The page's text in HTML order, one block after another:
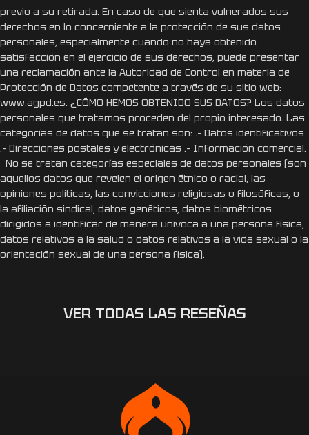
previo a su retirada. En caso de que sienta vulnerados sus
derechos en lo concerniente a la protección de sus datos
personales, especialmente cuando no haya obtenido
satisfacción en el ejercicio de sus derechos, puede presentar
una reclamación ante la Autoridad de Control en materia de
Protección de Datos competente a través de su sitio web:
www.agpd.es. ¿CÓMO HEMOS OBTENIDO SUS DATOS? Los datos
personales que tratamos proceden del propio interesado. Las
categorías de datos que se tratan son: .- Datos identificativos
.- Direcciones postales y electrónicas .- Información comercial.
No se tratan categorías especiales de datos personales (son
aquellos datos que revelen el origen étnico o racial, las
opiniones políticas, las convicciones religiosas o filosóficas, o
la afiliación sindical, datos genéticos, datos biométricos
dirigidos a identificar de manera unívoca a una persona física,
datos relativos a la salud o datos relativos a la vida sexual o la
orientación sexual de una persona física).
VER TODAS LAS RESEÑAS